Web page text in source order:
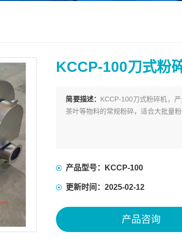
KCCP-100刀式粉
简要描述： KCCP-100刀式粉碎机，
茶叶等物料的常规粉碎，适合大批量
产品型号：KCCP-100
更新时间：2025-02-12
产品咨询